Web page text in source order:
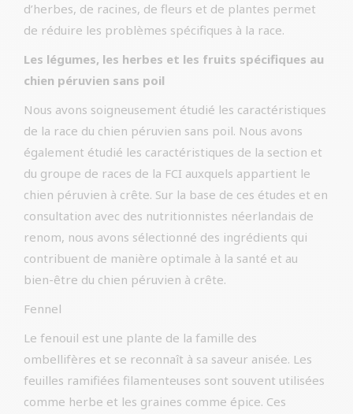
d’herbes, de racines, de fleurs et de plantes permet
de réduire les problèmes spécifiques à la race.
Les légumes, les herbes et les fruits spécifiques au
chien péruvien sans poil
Nous avons soigneusement étudié les caractéristiques
de la race du chien péruvien sans poil. Nous avons
également étudié les caractéristiques de la section et
du groupe de races de la FCI auxquels appartient le
chien péruvien à crête. Sur la base de ces études et en
consultation avec des nutritionnistes néerlandais de
renom, nous avons sélectionné des ingrédients qui
contribuent de manière optimale à la santé et au
bien-être du chien péruvien à crête.
Fennel
Le fenouil est une plante de la famille des
ombellifères et se reconnaît à sa saveur anisée. Les
feuilles ramifiées filamenteuses sont souvent utilisées
comme herbe et les graines comme épice. Ces